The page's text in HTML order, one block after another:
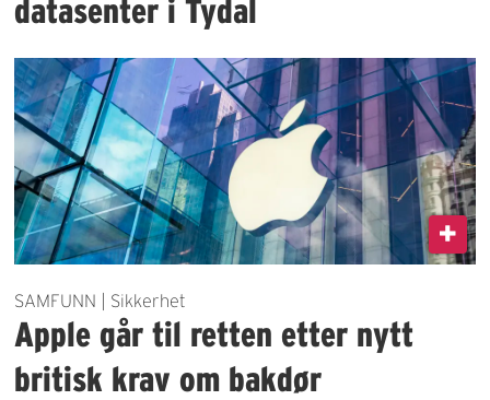
datasenter i Tydal
SAMFUNN | Sikkerhet
Apple går til retten etter nytt
britisk krav om bakdør